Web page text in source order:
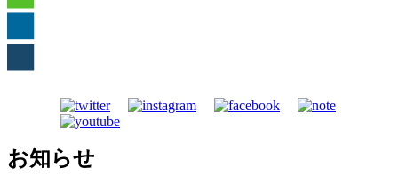
お知らせ